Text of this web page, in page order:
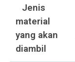
Jenis
material
yang akan
diambil